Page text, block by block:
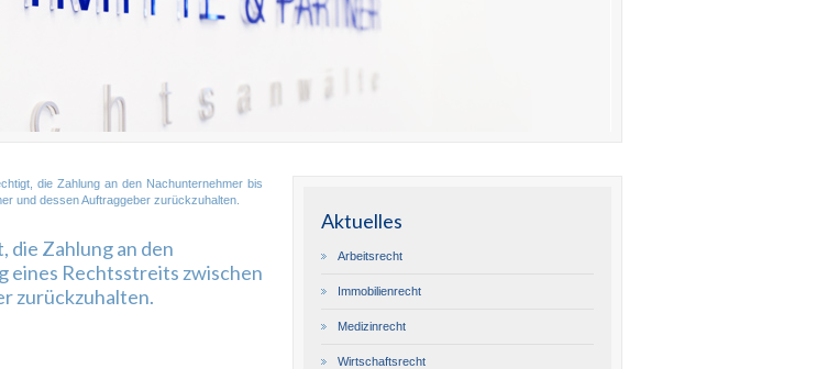
die Zahlung an den Nachunternehmer bis
und dessen Auftraggeber zurückzuhalten.
Zahlung an den
eines Rechtsstreits zwischen
zurückzuhalten.
Aktuelles
Arbeitsrecht
Immobilienrecht
Medizinrecht
Wirtschaftsrecht